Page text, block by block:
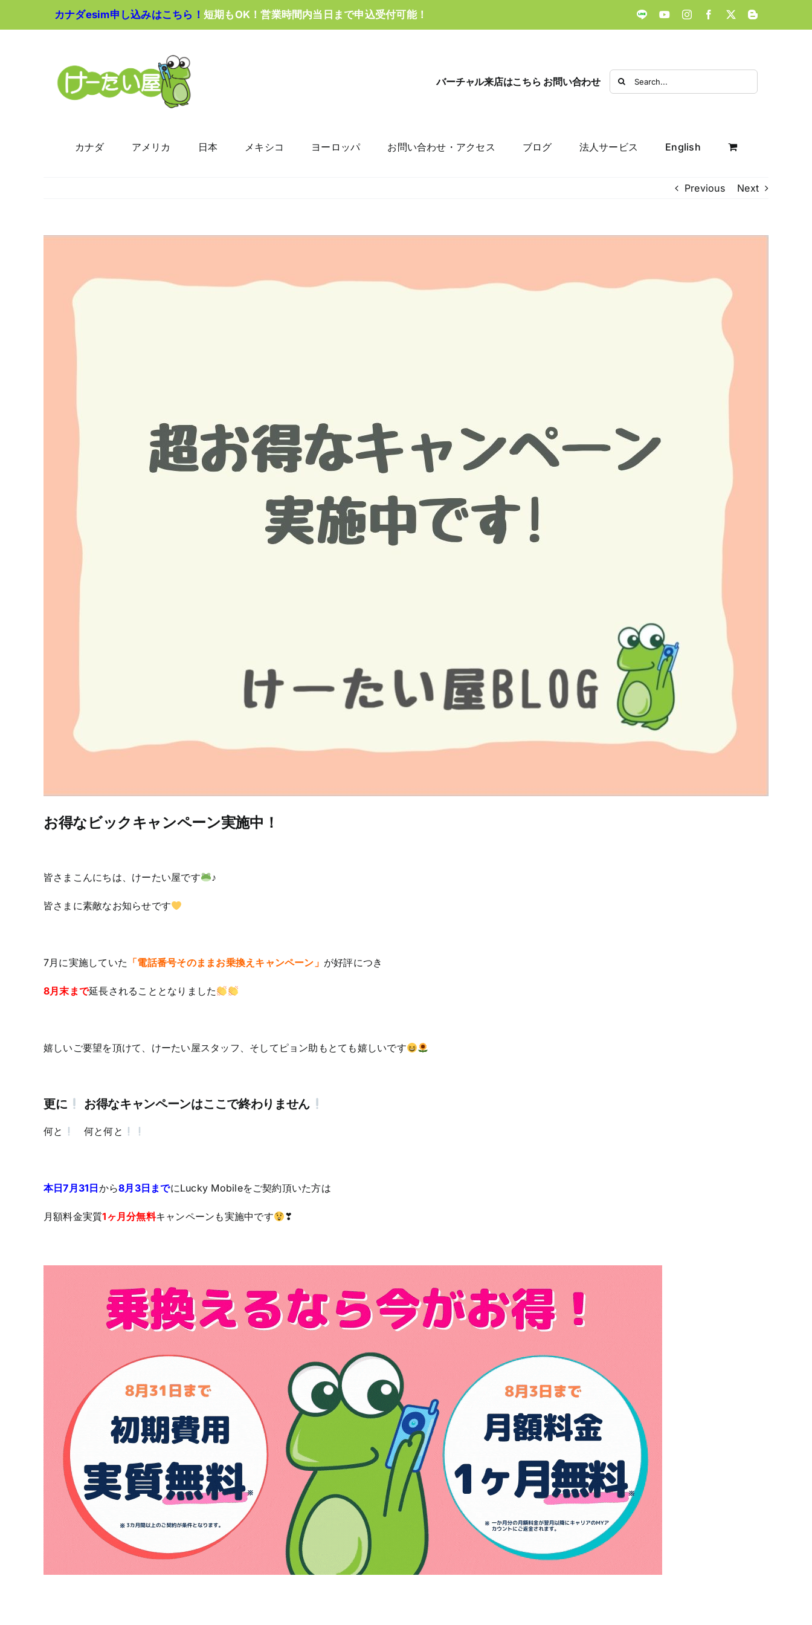
カナダesim申し込みはこちら！ 短期もOK！営業時間内当日まで申込受付可能！ LINE YouTubeInstagramFacebook
X Blogger
バーチャル来店はこちら お問い合わせ
Search
for:
カナダ アメリカ 日本 メキシコ ヨーロッパ お問い合わせ・アクセス ブログ 法人サービス English
Previous Next
お得なビックキャンペーン実施中！
皆さまこんにちは、けーたい屋です ♪
皆さまに素敵なお知らせです
7月に実施していた 「電話番号そのままお乗換えキャンペーン」 が好評につき
8月末まで延長されることとなりました
嬉しいご要望を頂けて、けーたい屋スタッフ、そしてピョン助もとても嬉しいです
更に お得なキャンペーンはここで終わりません
何と 何と何と
本日7月31日から8月3日までにLucky Mobileをご契約頂いた方は
月額料金実質1ヶ月分無料キャンペーンも実施中です ❣